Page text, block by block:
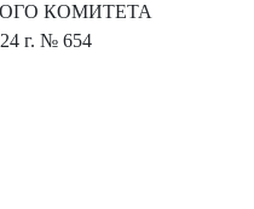
КОМИТЕТА
г. № 654